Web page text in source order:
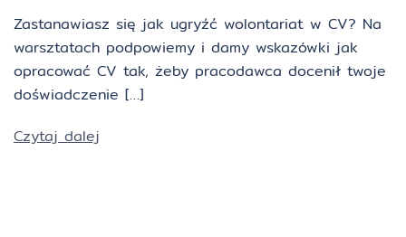
Zastanawiasz się jak ugryźć wolontariat w CV? Na
warsztatach podpowiemy i damy wskazówki jak
opracować CV tak, żeby pracodawca docenił twoje
doświadczenie […]
Czytaj dalej